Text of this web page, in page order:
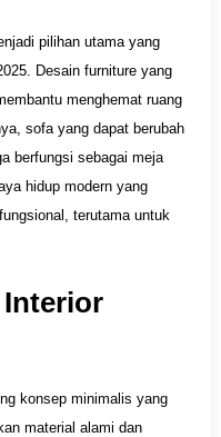
pilihan utama yang
Desain furniture yang
menghemat ruang
sofa yang dapat berubah
berfungsi sebagai meja
hidup modern yang
terutama untuk
Interior
konsep minimalis yang
material alami dan